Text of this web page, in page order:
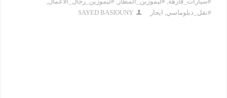
#نقل_دبلوماسي, ايجار SAYED BASIOUNY